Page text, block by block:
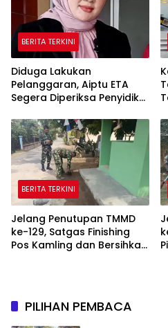
BERITA TERKINI
Diduga Lakukan
Pelanggaran, ‎Aiptu ETA
Segera Diperiksa Penyidik
BERITA TERKINI
Jelang Penutupan TMMD
ke-129, Satgas Finishing
Pos Kamling dan Bersihkan
PILIHAN PEMBACA